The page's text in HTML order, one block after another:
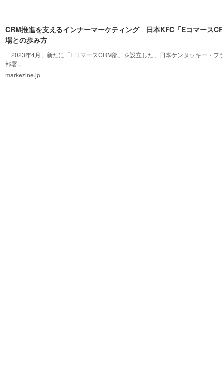
CRM推進を支えるインナーマーケティング 日本KFC「Eコマース
場との歩み方
2023年4月、新たに「EコマースCRM部」を設立した、日本ケンタッキー・フ
部署...
markezine.jp